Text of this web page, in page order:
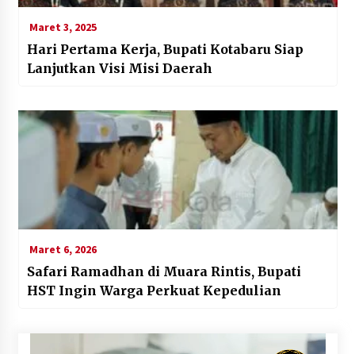
Maret 3, 2025
Hari Pertama Kerja, Bupati Kotabaru Siap
Lanjutkan Visi Misi Daerah
Maret 6, 2026
Safari Ramadhan di Muara Rintis, Bupati
HST Ingin Warga Perkuat Kepedulian